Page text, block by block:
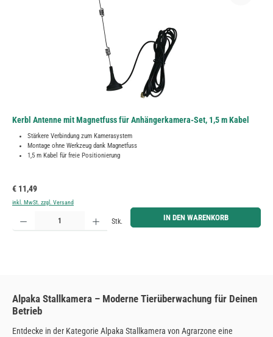
Kerbl Antenne mit Magnetfuss für Anhängerkamera-Set, 1,5 m Kabel
Stärkere Verbindung zum Kamerasystem
Montage ohne Werkzeug dank Magnetfuss
1,5 m Kabel für freie Positionierung
Regulärer Preis:
€ 11,49
inkl. MwSt. zzgl. Versand
Produkt Anzahl: Gib den gewünschten Wert ein oder benutze die Schaltflächen um die Anzahl zu
Stk. IN DEN WARENKORB
Alpaka Stallkamera – Moderne Tierüberwachung für Deinen
Betrieb
Entdecke in der Kategorie Alpaka Stallkamera von Agrarzone eine